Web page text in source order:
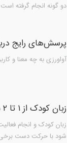
دو گونه انجام گرفته
پرسش‌های رایج
آواورزی به چه معنا و
زبان کودک از ۱ تا ۲ سالگی
زبان کودک و انجام
شود با حرکت دست